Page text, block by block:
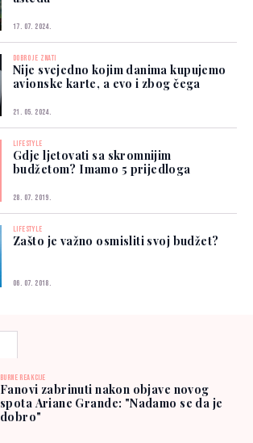
17. 07. 2024.
DOBRO JE ZNATI
Nije svejedno kojim danima kupujemo
avionske karte, a evo i zbog čega
21. 05. 2024.
LIFESTYLE
Gdje ljetovati sa skromnijim
budžetom? Imamo 5 prijedloga
28. 07. 2019.
LIFESTYLE
Zašto je važno osmisliti svoj budžet?
06. 07. 2018.
BURNE REAKCIJE
Fanovi zabrinuti nakon objave novog
spota Ariane Grande: "Nadamo se da je
dobro"